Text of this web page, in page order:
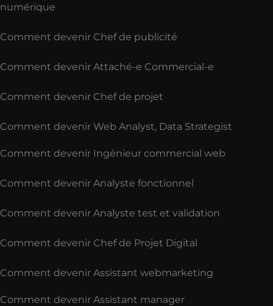
numérique
Comment devenir Chef de publicité
Comment devenir Attaché-e Commercial-e
Comment devenir Chef de projet
Comment devenir Web Analyst, Data Strategist
Comment devenir Ingénieur commercial web
Comment devenir Analyste fonctionnel
Comment devenir Analyste test et validation
Comment devenir Chef de Projet Digital
Comment devenir Assistant webmarketing
Comment devenir Assistant manager